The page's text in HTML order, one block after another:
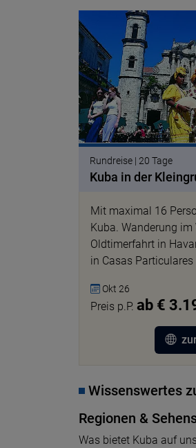
Rundreise | 20 Tage
Kuba in der
Mit maximal 16
Kuba. Wanderung im
Oldtimerfahrt in
in Casas Particulares
Okt 26
Preis p.P. ab €
Wissenswertes
Regionen &
Was bietet Kuba auf